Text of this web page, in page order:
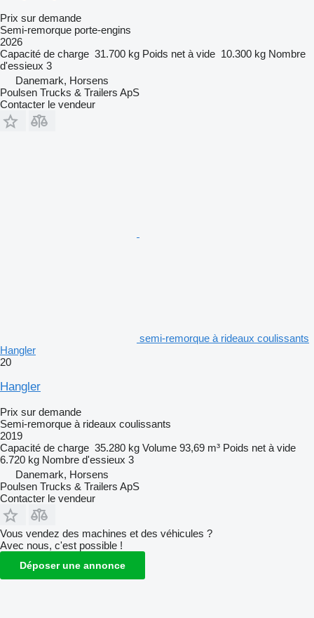
Prix sur demande
Semi-remorque porte-engins
2026
Capacité de charge 31.700 kg Poids net à vide 10.300 kg Nombre
d'essieux 3
Danemark, Horsens
Poulsen Trucks & Trailers ApS
Contacter le vendeur
semi-remorque à rideaux coulissants
Hangler
20
Hangler
Prix sur demande
Semi-remorque à rideaux coulissants
2019
Capacité de charge 35.280 kg Volume 93,69 m³ Poids net à vide
6.720 kg Nombre d'essieux 3
Danemark, Horsens
Poulsen Trucks & Trailers ApS
Contacter le vendeur
Vous vendez des machines et des véhicules ?
Avec nous, c'est possible !
Déposer une annonce